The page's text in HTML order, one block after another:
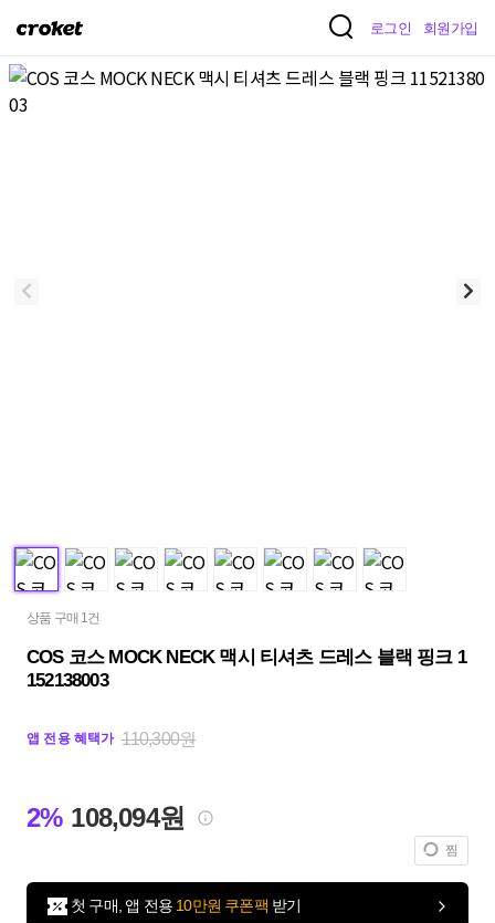
크
켓
로그인 회원가입
상품 구매 1건
COS 코스 MOCK NECK 맥시 티셔츠 드레스 블랙 핑크 1
152138003
앱 전용 혜택가 110,300원
2% 108,094원
찜
첫 구매, 앱 전용 10만원 쿠폰팩 받기